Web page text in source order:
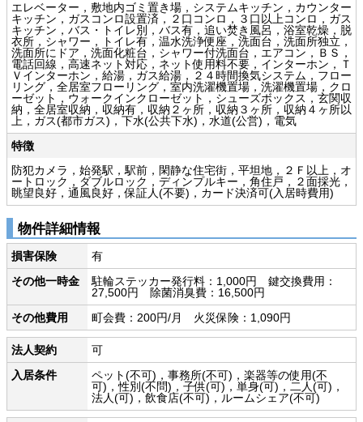
エレベーター，敷地内ゴミ置き場，システムキッチン，カウンター
キッチン，ガスコンロ設置済，２口コンロ，３口以上コンロ，ガス
キッチン，バス・トイレ別，バス有，追い焚き風呂，浴室乾燥，脱
衣所，シャワー，トイレ有，温水洗浄便座，洗面台，洗面所独立，
洗面所にドア，洗面化粧台，シャワー付洗面台，エアコン，ＢＳ，
電話回線，高速ネット対応，ネット使用料不要，インターホン，Ｔ
Ｖインターホン，給湯，ガス給湯，２４時間換気システム，フロー
リング，全居室フローリング，室内洗濯機置場，洗濯機置場，クロ
ーゼット，ウォークインクローゼット，シューズボックス，玄関収
納，全居室収納，収納有，収納２ヶ所，収納３ヶ所，収納４ヶ所以
上，ガス(都市ガス)，下水(公共下水)，水道(公営)，電気
特徴
防犯カメラ，始発駅，駅前，閑静な住宅街，平坦地，２Ｆ以上，オ
ートロック，ダブルロック，ディンプルキー，角住戸，２面採光，
眺望良好，通風良好，保証人(不要)，カード決済可(入居時費用)
物件詳細情報
損害保険
有
その他一時金
駐輪ステッカー発行料：1,000円 鍵交換費用：
27,500円 除菌消臭費：16,500円
その他費用
町会費：200円/月 火災保険：1,090円
法人契約
可
入居条件
ペット(不可)，事務所(不可)，楽器等の使用(不
可)，性別(不問)，子供(可)，単身(可)，二人(可)，
法人(可)，飲食店(不可)，ルームシェア(不可)